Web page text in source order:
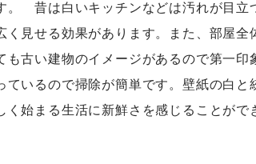
昔は白いキッチンなどは汚れが目立
見せる効果があります。また、部屋
古い建物のイメージがあるので第一
いるので掃除が簡単です。壁紙の白
く始まる生活に新鮮さを感じることが